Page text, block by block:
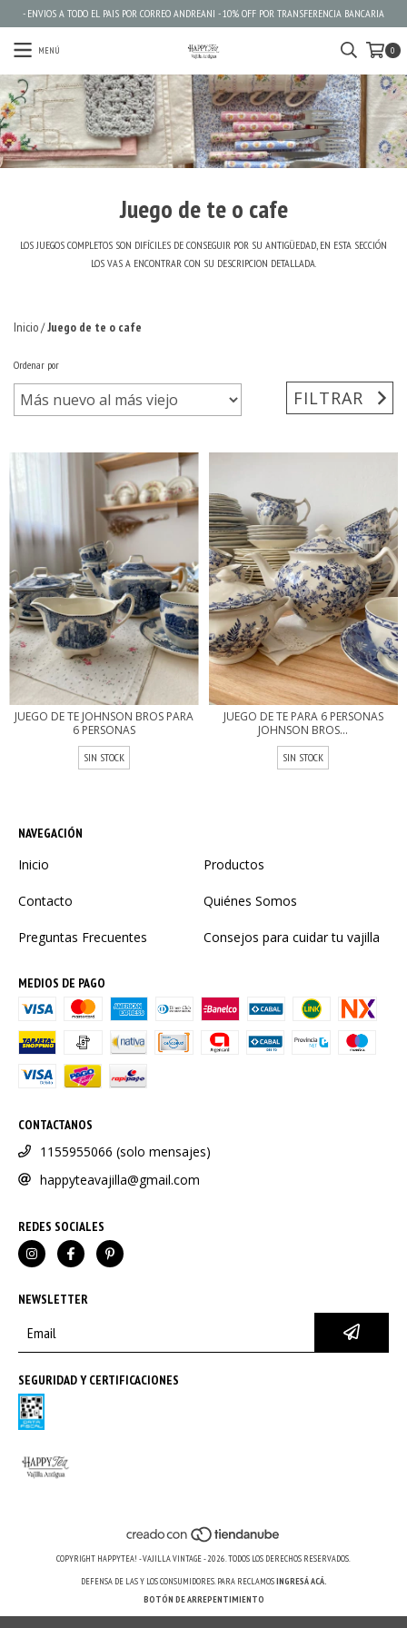
- ENVIOS A TODO EL PAIS POR CORREO ANDREANI - 10% OFF POR TRANSFERENCIA BANCARIA
MENÚ 0
Juego de te o cafe
LOS JUEGOS COMPLETOS SON DIFÍCILES DE CONSEGUIR POR SU ANTIGÜEDAD, EN ESTA SECCIÓN
LOS VAS A ENCONTRAR CON SU DESCRIPCION DETALLADA.
Inicio/Juego de te o cafe
Ordenar por
FILTRAR
JUEGO DE TE JOHNSON BROS PARA
6 PERSONAS
SIN STOCK
JUEGO DE TE PARA 6 PERSONAS
JOHNSON BROS...
SIN STOCK
NAVEGACIÓN
Inicio Productos
Contacto Quiénes Somos
Preguntas Frecuentes Consejos para cuidar tu vajilla
MEDIOS DE PAGO
CONTACTANOS
1155955066 (solo mensajes)
happyteavajilla@gmail.com
REDES SOCIALES
NEWSLETTER
SEGURIDAD Y CERTIFICACIONES
COPYRIGHT HAPPYTEA! - VAJILLA VINTAGE - 2026. TODOS LOS DERECHOS RESERVADOS.
DEFENSA DE LAS Y LOS CONSUMIDORES. PARA RECLAMOSINGRESÁ ACÁ.
BOTÓN DE ARREPENTIMIENTO